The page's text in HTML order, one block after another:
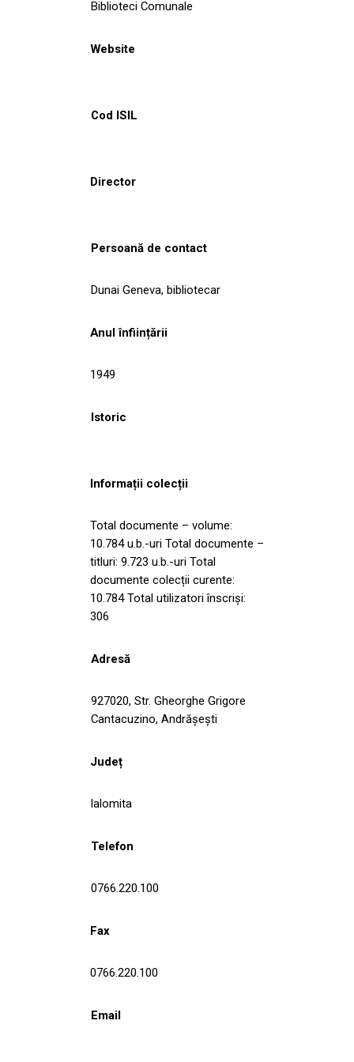
Biblioteci Comunale
Website
Cod ISIL
Director
Persoană de contact
Dunai Geneva, bibliotecar
Anul înființării
1949
Istoric
Informații colecții
Total documente – volume:
10.784 u.b.-uri Total documente –
titluri: 9.723 u.b.-uri Total
documente colecții curente:
10.784 Total utilizatori înscriși:
306
Adresă
927020, Str. Gheorghe Grigore
Cantacuzino, Andrăşeşti
Județ
Ialomita
Telefon
0766.220.100
Fax
0766.220.100
Email